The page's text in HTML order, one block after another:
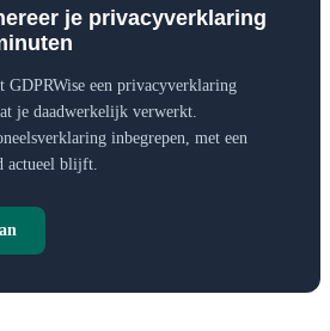
je privacyverklaring
GDPRWise een privacyverklaring
je daadwerkelijk verwerkt.
inbegrepen, met een
actueel blijft.